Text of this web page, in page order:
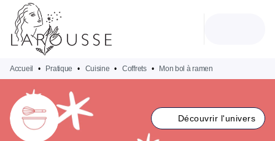
MENU
PIED DE PAGE
Accueil • Pratique • Cuisine • Coffrets • Mon bol à ramen
Découvrir l'univers